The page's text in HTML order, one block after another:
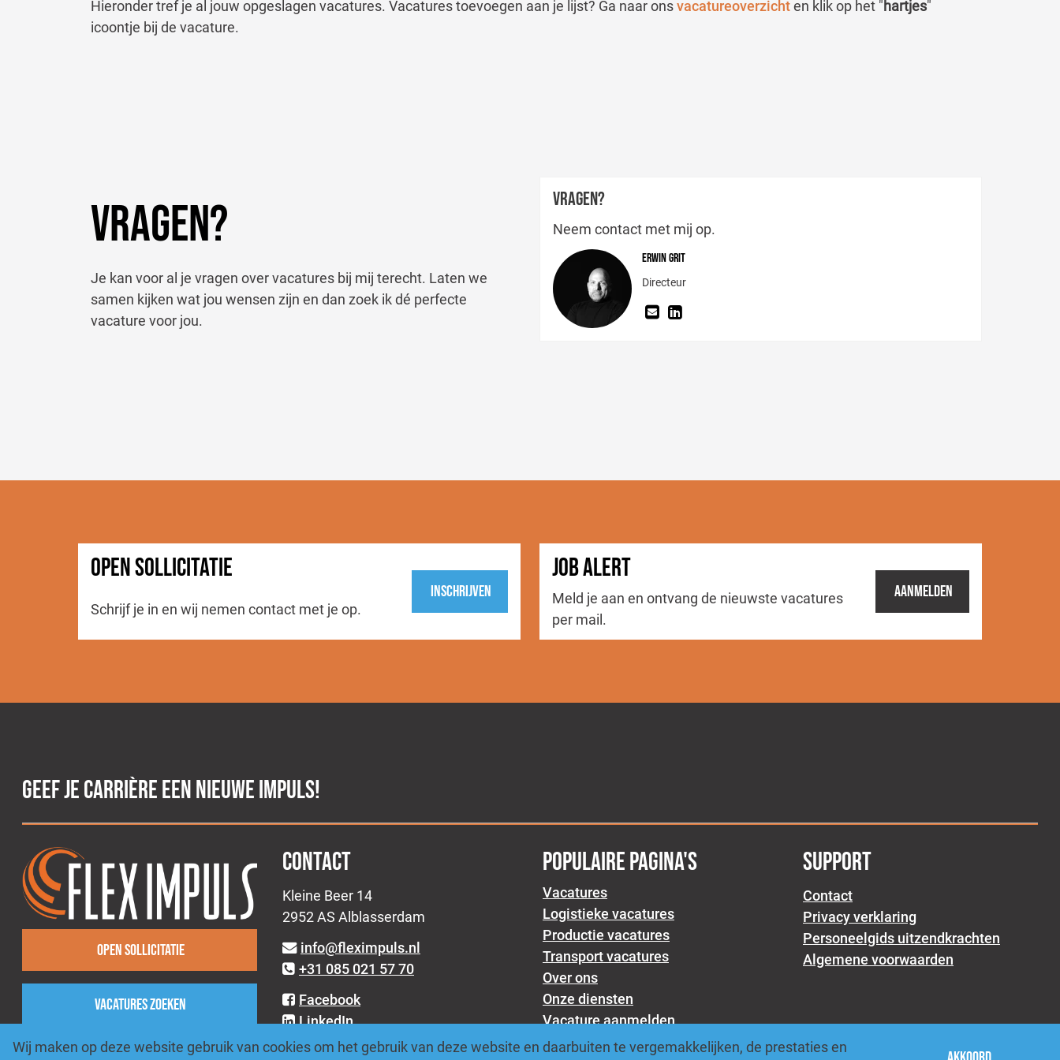
Hieronder tref je al jouw opgeslagen vacatures. Vacatures toevoegen aan je lijst? Ga naar onsvacatureoverzichten klik op het "hartjes"
icoontje bij de vacature.
VRAGEN?
Je kan voor al je vragen over vacatures bij mij terecht. Laten we
samen kijken wat jou wensen zijn en dan zoek ik dé perfecte
vacature voor jou.
VRAGEN?
Neem contact met mij op.
Erwin Grit
Directeur
OPEN SOLLICITATIE
Schrijf je in en wij nemen contact met je op.
Inschrijven
JOB ALERT
Meld je aan en ontvang de nieuwste vacatures
per mail.
Aanmelden
GEEF JE CARRIÈRE EEN NIEUWE IMPULS!
Open sollicitatie
Vacatures zoeken
CONTACT
Kleine Beer 14
2952 AS Alblasserdam
info@fleximpuls.nl
+31 085 021 57 70
Facebook
LinkedIn
Instagram
POPULAIRE PAGINA'S
Vacatures
Logistieke vacatures
Productie vacatures
Transport vacatures
Over ons
Onze diensten
Vacature aanmelden
Blogs
SUPPORT
Contact
Privacy verklaring
Personeelgids uitzendkrachten
Algemene voorwaarden
Wij maken op deze website gebruik van cookies om het gebruik van deze website en daarbuiten te vergemakkelijken, de prestaties en